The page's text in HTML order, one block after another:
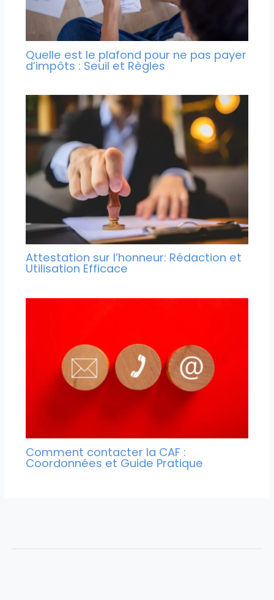
Quelle est le plafond pour ne pas payer
d’impôts : Seuil et Règles
Attestation sur l’honneur: Rédaction et
Utilisation Efficace
Comment contacter la CAF :
Coordonnées et Guide Pratique